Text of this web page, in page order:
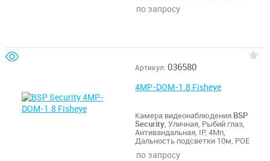
по запросу
Артикул: 036580
4MP-DOM-1.8 Fisheye
Камера видеонаблюдения BSP
Security, Уличная, Рыбий глаз,
Антивандальная, IP, 4Мп,
Дальность подсветки 10м, POE
по запросу